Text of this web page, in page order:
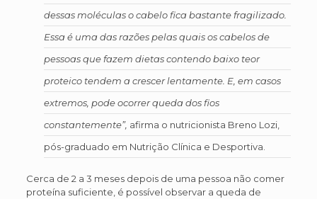
dessas moléculas o cabelo fica bastante fragilizado.
Essa é uma das razões pelas quais os cabelos de
pessoas que fazem dietas contendo baixo teor
proteico tendem a crescer lentamente. E, em casos
extremos, pode ocorrer queda dos fios
constantemente”, afirma o nutricionista Breno Lozi,
pós-graduado em Nutrição Clínica e Desportiva.
Cerca de 2 a 3 meses depois de uma pessoa não comer
proteína suficiente, é possível observar a queda de